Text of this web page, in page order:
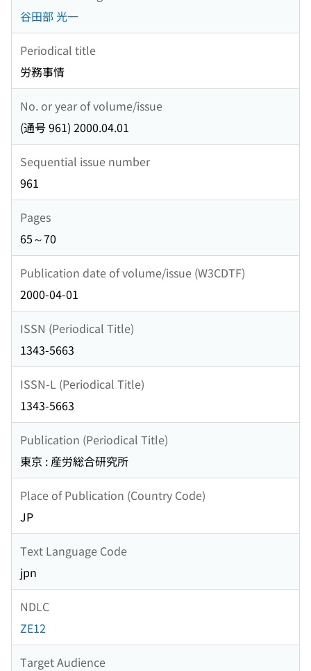
谷田部 光一
Periodical title
労務事情
No. or year of volume/issue
(通号 961) 2000.04.01
Sequential issue number
961
Pages
65～70
Publication date of volume/issue (W3CDTF)
2000-04-01
ISSN (Periodical Title)
1343-5663
ISSN-L (Periodical Title)
1343-5663
Publication (Periodical Title)
東京 : 産労総合研究所
Place of Publication (Country Code)
JP
Text Language Code
jpn
NDLC
ZE12
Target Audience